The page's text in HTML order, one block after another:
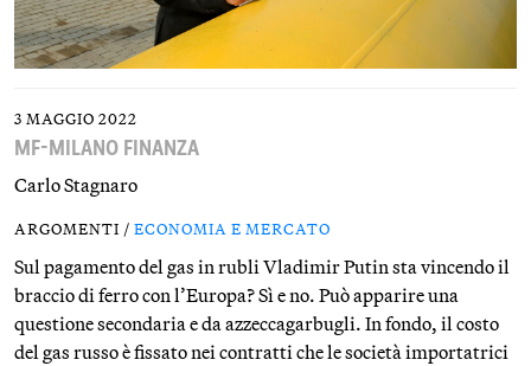
3 MAGGIO 2022
MF-MILANO FINANZA
Carlo Stagnaro
ARGOMENTI / ECONOMIA E MERCATO
Sul pagamento del gas in rubli Vladimir Putin sta vincendo il
braccio di ferro con l’Europa? Sì e no. Può apparire una
questione secondaria e da azzeccagarbugli. In fondo, il costo
del gas russo è fissato nei contratti che le società importatrici